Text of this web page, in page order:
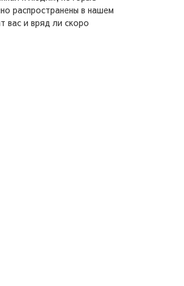
распространены в нашем
вас и вряд ли скоро